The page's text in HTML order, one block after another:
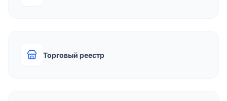
Торговый реестр